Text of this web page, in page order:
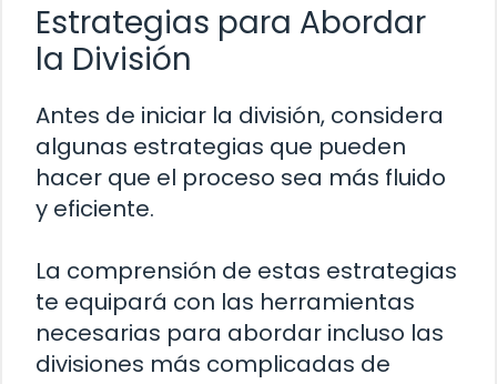
Estrategias para Abordar
la División
Antes de iniciar la división, considera
algunas estrategias que pueden
hacer que el proceso sea más fluido
y eficiente.
La comprensión de estas estrategias
te equipará con las herramientas
necesarias para abordar incluso las
divisiones más complicadas de